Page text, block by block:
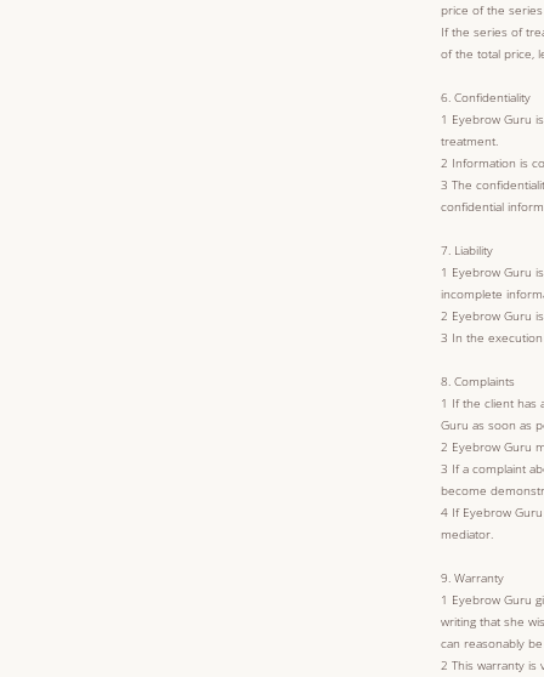
price of the
If the series of
of the total price,
6. Confidentiality
1 Eyebrow Guru
treatment.
2 Information is
3 The
confidential
7. Liability
1 Eyebrow Guru
incomplete
2 Eyebrow Guru
3 In the
8. Complaints
1 If the client has
Guru as soon as
2 Eyebrow Guru
3 If a complaint
become
4 If Eyebrow
mediator.
9. Warranty
1 Eyebrow Guru
writing that she
can reasonably
2 This warranty is